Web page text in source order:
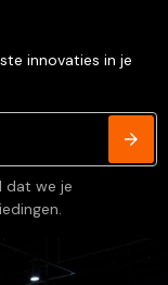
innovaties in je
dat we je